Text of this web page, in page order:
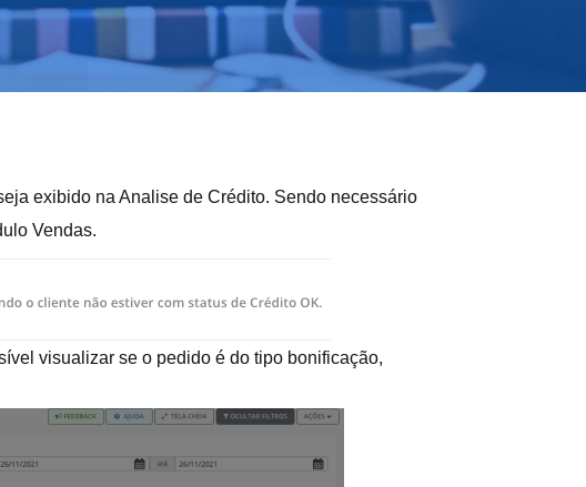
exibido na Analise de Crédito. Sendo necessário
Vendas.
visualizar se o pedido é do tipo bonificação,